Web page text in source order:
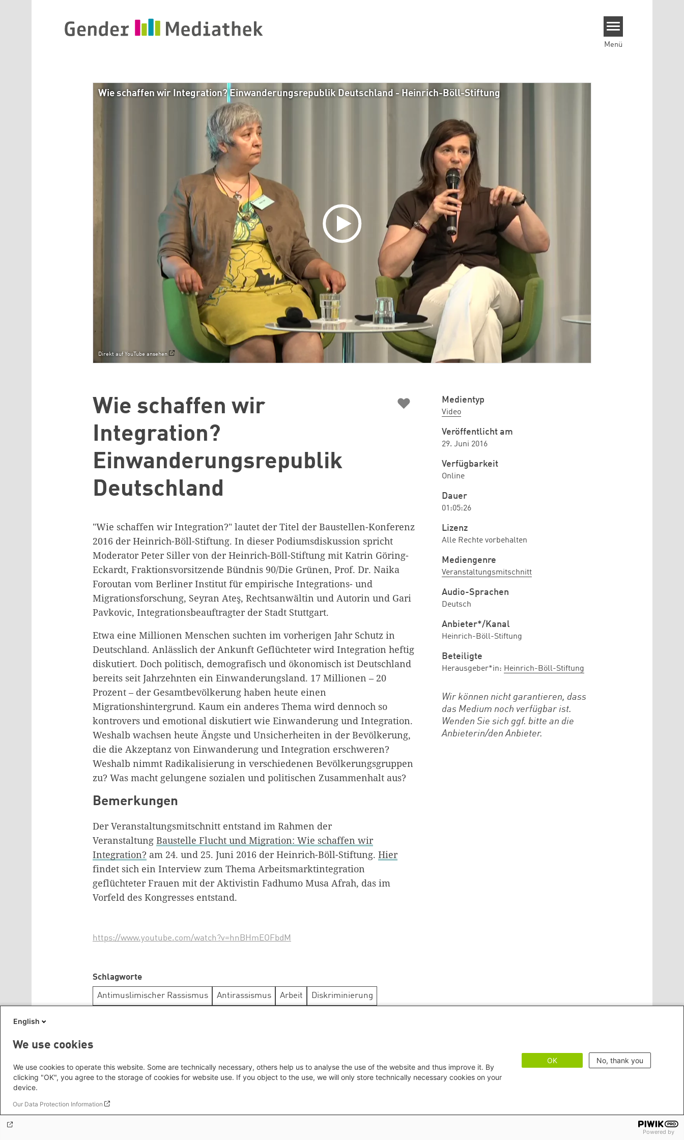
Menü
Wie schaffen wir Integration? Einwanderungsrepublik Deutschland - Heinrich-Böll-Stiftung
Direkt auf YouTube ansehen
Wie schaffen wir
Integration?
Einwanderungsrepublik
Deutschland
♥
"Wie schaffen wir Integration?" lautet der Titel der Baustellen-Konferenz
2016 der Heinrich-Böll-Stiftung. In dieser Podiumsdiskussion spricht
Moderator Peter Siller von der Heinrich-Böll-Stiftung mit Katrin Göring-
Eckardt, Fraktionsvorsitzende Bündnis 90/Die Grünen, Prof. Dr. Naika
Foroutan vom Berliner Institut für empirische Integrations- und
Migrationsforschung, Seyran Ateş, Rechtsanwältin und Autorin und Gari
Pavkovic, Integrationsbeauftragter der Stadt Stuttgart.
Etwa eine Millionen Menschen suchten im vorherigen Jahr Schutz in
Deutschland. Anlässlich der Ankunft Geflüchteter wird Integration heftig
diskutiert. Doch politisch, demografisch und ökonomisch ist Deutschland
bereits seit Jahrzehnten ein Einwanderungsland. 17 Millionen – 20
Prozent – der Gesamtbevölkerung haben heute einen
Migrationshintergrund. Kaum ein anderes Thema wird dennoch so
kontrovers und emotional diskutiert wie Einwanderung und Integration.
Weshalb wachsen heute Ängste und Unsicherheiten in der Bevölkerung,
die die Akzeptanz von Einwanderung und Integration erschweren?
Weshalb nimmt Radikalisierung in verschiedenen Bevölkerungsgruppen
zu? Was macht gelungene sozialen und politischen Zusammenhalt aus?
Bemerkungen
DerVeranstaltungsmitschnitt entstand im Rahmen der
Veranstaltung Baustelle Flucht und Migration: Wie schaffen wir
Integration? am 24. und 25. Juni 2016 der Heinrich-Böll-Stiftung. Hier
findet sich ein Interview zum Thema Arbeitsmarktintegration
geflüchteter Frauen mit der Aktivistin Fadhumo Musa Afrah, das im
Vorfeld des Kongresses entstand.
https://www.youtube.com/watch?v=hnBHmEOFbdM
Schlagworte
Antimuslimischer Rassismus Antirassismus Arbeit Diskriminierung
Rückmeldung zu diesem Beitrag
Medientyp
Video
Veröffentlicht am
29. Juni 2016
Verfügbarkeit
Online
Dauer
01:05:26
Lizenz
Alle Rechte vorbehalten
Mediengenre
Veranstaltungsmitschnitt
Audio-Sprachen
Deutsch
Anbieter*/Kanal
Heinrich-Böll-Stiftung
Beteiligte
Herausgeber*in: Heinrich-Böll-Stiftung
Wir können nicht garantieren, dass
das Medium noch verfügbar ist.
Wenden Sie sich ggf. bitte an die
Anbieterin/den Anbieter.
English
We use cookies
We use cookies to operate this website. Some are technically necessary, others help us to analyse the use of the website and thus improve it. By
clicking "OK", you agree to the storage of cookies for website use. If you object to the use, we will only store technically necessary cookies on your
device.
Our Data Protection Information
OK No, thank you
Powered by